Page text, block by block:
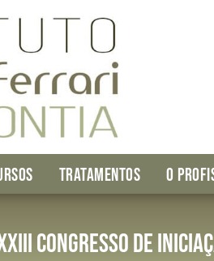
TRATAMENTOS O
Congresso de